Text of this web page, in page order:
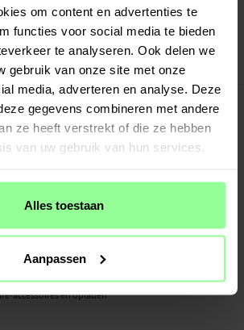
om content en advertenties te
functies voor social media te bieden
te analyseren. Ook delen we
gebruik van onze site met onze
media, adverteren en analyse. Deze
gegevens combineren met andere
ze heeft verstrekt of die ze hebben
van uw gebruik van hun services.
Alles toestaan
Aanpassen
met Klarna of Paypal
PanzerGlass
-
15 Plus met 4x Military Grade Standard-certificaat
van PanzerGlass. Dit is een premium
kwaliteit, dat je telefoon beschermt tegen
met Apple MagSafe en te gebruiken met zowel
accessoires en opladen